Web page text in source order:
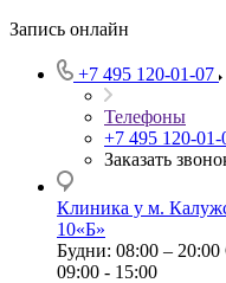
Запись онлайн
+7 495 120-01-07
Телефоны
+7 495 120-01-
Заказать
Клиника у м.
10«Б»
Будни: 08:00 – 20:00
09:00 - 15:00